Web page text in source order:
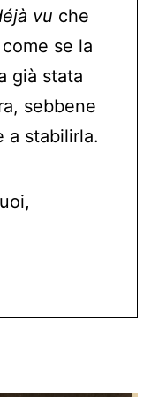
vu che
se la
già stata
sebbene
a stabilirla.